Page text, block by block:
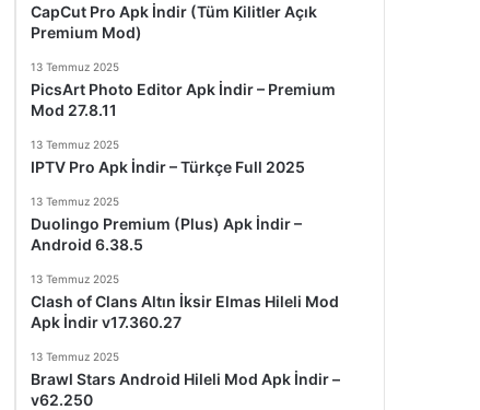
CapCut Pro Apk İndir (Tüm Kilitler Açık
Premium Mod)
13 Temmuz 2025
PicsArt Photo Editor Apk İndir – Premium
Mod 27.8.11
13 Temmuz 2025
IPTV Pro Apk İndir – Türkçe Full 2025
13 Temmuz 2025
Duolingo Premium (Plus) Apk İndir –
Android 6.38.5
13 Temmuz 2025
Clash of Clans Altın İksir Elmas Hileli Mod
Apk İndir v17.360.27
13 Temmuz 2025
Brawl Stars Android Hileli Mod Apk İndir –
v62.250